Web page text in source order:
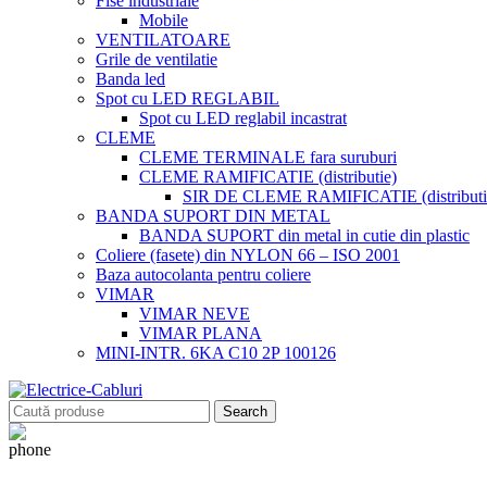
Mobile
VENTILATOARE
Grile de ventilatie
Banda led
Spot cu LED REGLABIL
Spot cu LED reglabil incastrat
CLEME
CLEME TERMINALE fara suruburi
CLEME RAMIFICATIE (distributie)
SIR DE CLEME RAMIFICATIE
BANDA SUPORT DIN METAL
BANDA SUPORT din metal in cutie din plastic
Coliere (fasete) din NYLON 66 – ISO 2001
Baza autocolanta pentru coliere
VIMAR
VIMAR NEVE
VIMAR PLANA
MINI-INTR. 6KA C10 2P 100126
Search